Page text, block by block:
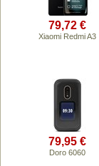
79,72 €
Xiaomi Redmi A3
79,95 €
Doro 6060